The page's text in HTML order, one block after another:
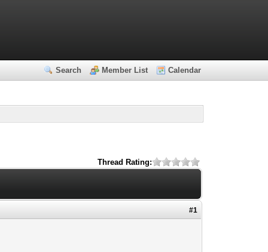
Search Member List Calendar
Thread Rating:
#1